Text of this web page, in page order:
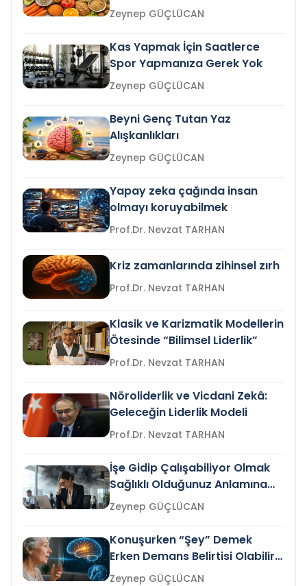
Zeynep GÜÇLÜCAN
Kas Yapmak İçin Saatlerce
Spor Yapmanıza Gerek Yok
Zeynep GÜÇLÜCAN
Beyni Genç Tutan Yaz
Alışkanlıkları
Zeynep GÜÇLÜCAN
Yapay zeka çağında insan
olmayı koruyabilmek
Prof.Dr. Nevzat TARHAN
Kriz zamanlarında zihinsel zırh
Prof.Dr. Nevzat TARHAN
Klasik ve Karizmatik Modellerin
Ötesinde “Bilimsel Liderlik”
Prof.Dr. Nevzat TARHAN
Nöroliderlik ve Vicdani Zekâ:
Geleceğin Liderlik Modeli
Prof.Dr. Nevzat TARHAN
İşe Gidip Çalışabiliyor Olmak
Sağlıklı Olduğunuz Anlamına
Gelir mi?Zeynep GÜÇLÜCAN
Konuşurken “Şey” Demek
Erken Demans Belirtisi Olabilir
mi?
Zeynep GÜÇLÜCAN